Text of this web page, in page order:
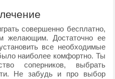
совершенно бесплатно,
желающим. Достаточно ее
все необходимые
наиболее комфортно. Ты
соперников, выбрать
Не забудь и про выбор